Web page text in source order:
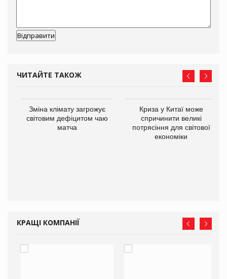
ЧИТАЙТЕ ТАКОЖ
Зміна клімату загрожує
світовим дефіцитом чаю
матча
Криза у Китаї може
спричинити великі
потрясіння для світової
економіки
КРАЩІ КОМПАНІЇ